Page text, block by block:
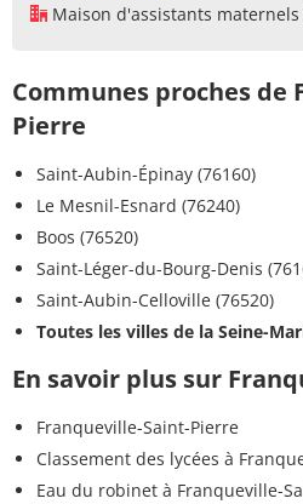
Maison d'assistants maternels
Communes proches de
Pierre
Saint-Aubin-Épinay (76160)
Le Mesnil-Esnard (76240)
Boos (76520)
Saint-Léger-du-Bourg-Denis
Saint-Aubin-Celloville (76520)
Toutes les villes de la Seine-
En savoir plus sur
Franqueville-Saint-Pierre
Classement des lycées à
Eau du robinet à Franqueville-